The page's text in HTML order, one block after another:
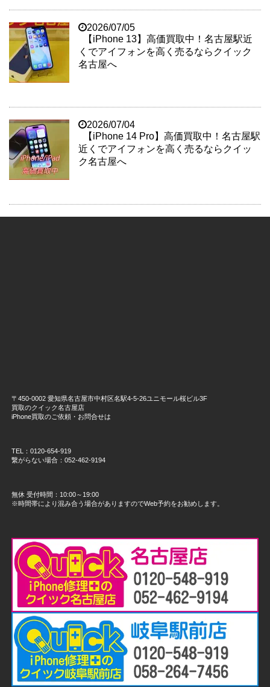
2026/07/05
【iPhone 13】高価買取中！名古屋駅近
くでアイフォンを高く売るならクイック
名古屋へ
2026/07/04
【iPhone 14 Pro】高価買取中！名古屋駅
近くでアイフォンを高く売るならクイッ
ク名古屋へ
〒450-0002 愛知県名古屋市中村区名駅4-5-26ユニモール桜ビル3F
買取のクイック名古屋店
iPhone買取のご依頼・お問合せは
TEL：0120-654-919
繋がらない場合：052-462-9194
無休 受付時間：10:00～19:00
※時間帯により混み合う場合がありますのでWeb予約をお勧めします。